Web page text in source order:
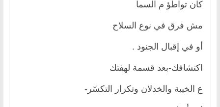
كان تواطؤ م السما
مش فرق في نوع السلاح
أو في إقبال الجنود .
اكتشافك-بعد قسمة لهفتك
ع الخيبة والخذلان وتكرار التكسّر-